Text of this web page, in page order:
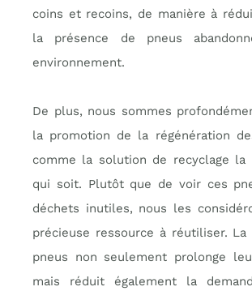
coins et recoins, de manière à
la présence de pneus
environnement.
De plus, nous sommes
la promotion de la régénération
comme la solution de recyclage la
qui soit. Plutôt que de voir ces
déchets inutiles, nous les
précieuse ressource à réutiliser. La
pneus non seulement prolonge
mais réduit également la